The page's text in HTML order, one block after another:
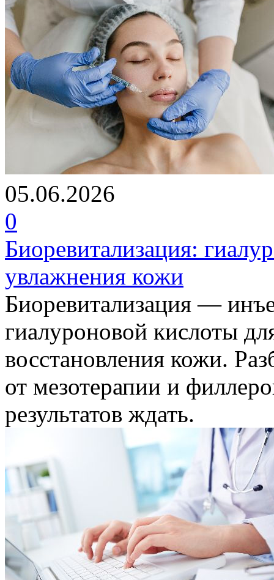
05.06.2026
0
Биоревитализация:
увлажнения кожи
Биоревитализация —
гиалуроновой кислоты
восстановления кожи.
от мезотерапии и
результатов ждать.